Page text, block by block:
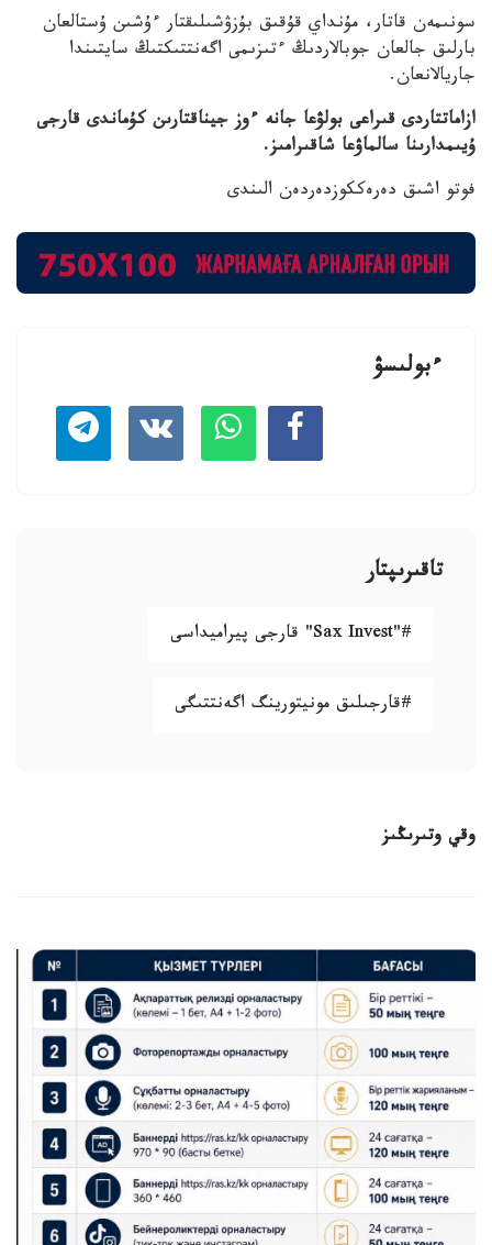
سونىمەن قاتار، مۇنداي قۇقىق بۇزۋشىلىقتار ءۇشىن ۇستالعان
بارلىق جالعان جوبالاردىڭ ءتىزىمى اگەنتتىكتىڭ سايتىندا
جاريالانعان.
ازاماتتاردى قىراعى بولۋعا جانە ءوز جيناقتارىن كۇماندى قارجى
ۇيىمدارىنا سالماۋعا شاقىرامىز.
فوتو اشىق دەرەككوزدەردەن الىندى
ءبولىسۋ
تاقىرىپتار
#"Sax Invest" قارجى پيراميداسى
#قارجىلىق مونيتورينگ اگەنتتىگى
وقي وتىرىڭىز